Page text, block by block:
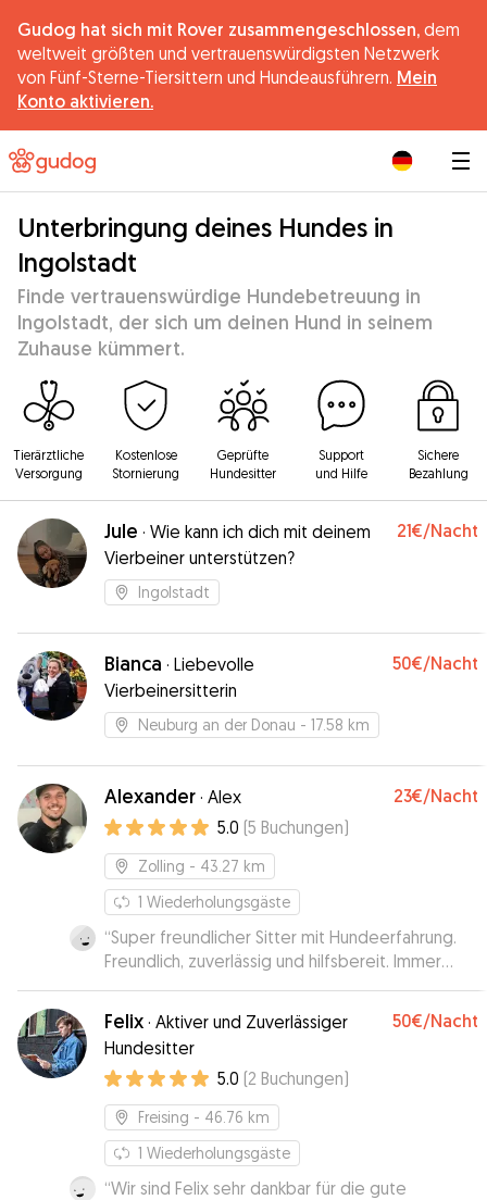
Gudog hat sich mit Rover zusammengeschlossen, dem
weltweit größten und vertrauenswürdigsten Netzwerk
von Fünf-Sterne-Tiersittern und Hundeausführern. Mein
Konto aktivieren.
Unterbringung deines Hundes in
Ingolstadt
Finde vertrauenswürdige Hundebetreuung in
Ingolstadt, der sich um deinen Hund in seinem
Zuhause kümmert.
Tierärztliche
Versorgung
Kostenlose
Stornierung
Geprüfte
Hundesitter
Support
und Hilfe
Sichere
Bezahlung
Jule · Wie kann ich dich mit deinem
Vierbeiner unterstützen?
21€/Nacht
Ingolstadt
Bianca · Liebevolle
Vierbeinersitterin
50€/Nacht
Neuburg an der Donau - 17.58 km
Alexander · Alex 23€/Nacht
5.0 (5 Buchungen)
Zolling - 43.27 km
1 Wiederholungsgäste
“Super freundlicher Sitter mit Hundeerfahrung.
Freundlich, zuverlässig und hilfsbereit. Immer
wieder gerne!”
Felix · Aktiver und Zuverlässiger
Hundesitter
50€/Nacht
5.0 (2 Buchungen)
Freising - 46.76 km
1 Wiederholungsgäste
“Wir sind Felix sehr dankbar für die gute